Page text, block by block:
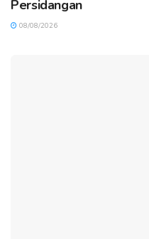
Persidangan
08/08/2026